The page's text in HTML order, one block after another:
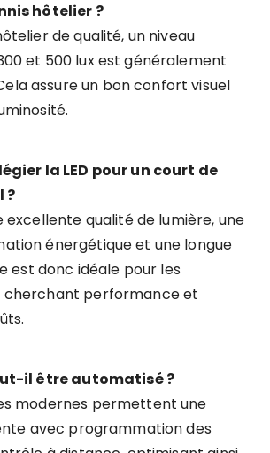
hôtelier ?
de qualité, un niveau
et 500 lux est généralement
assure un bon confort visuel
la LED pour un court de
?
excellente qualité de lumière, une
énergétique et une longue
est donc idéale pour les
cherchant performance et
il être automatisé ?
modernes permettent une
avec programmation des